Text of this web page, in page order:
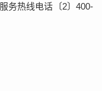
务热线电话〔2〕400-